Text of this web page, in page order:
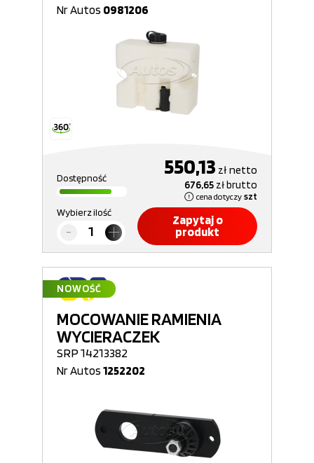
Nr Autos 0981206
Dostępność 550,13 złnetto
676,65 złbrutto
cena dotyczy szt
Wybierz ilość
Zapytaj o
produkt
NOWOŚĆ
MOCOWANIE RAMIENIA
WYCIERACZEK
SRP 14213382
Nr Autos 1252202